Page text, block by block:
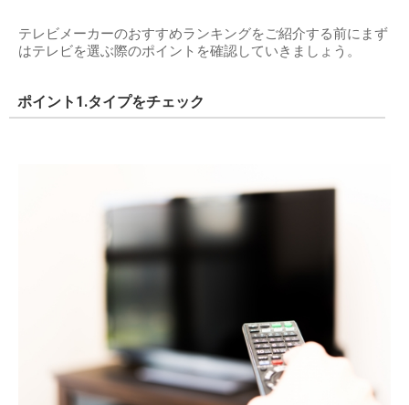
テレビメーカーのおすすめランキングをご紹介する前にまず
はテレビを選ぶ際のポイントを確認していきましょう。
ポイント1.タイプをチェック